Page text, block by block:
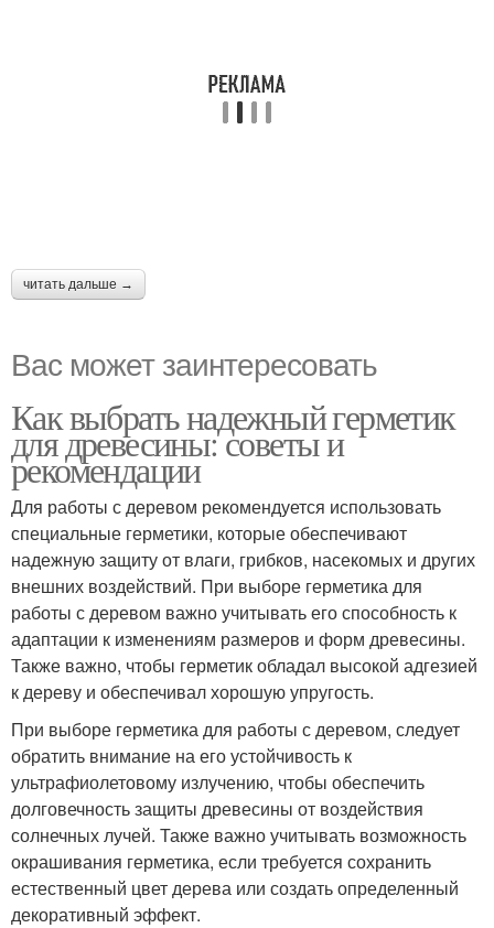
читать дальше →
Вас может заинтересовать
Как выбрать надежный герметик
для древесины: советы и
рекомендации
Для работы с деревом рекомендуется использовать
специальные герметики, которые обеспечивают
надежную защиту от влаги, грибков, насекомых и других
внешних воздействий. При выборе герметика для
работы с деревом важно учитывать его способность к
адаптации к изменениям размеров и форм древесины.
Также важно, чтобы герметик обладал высокой адгезией
к дереву и обеспечивал хорошую упругость.
При выборе герметика для работы с деревом, следует
обратить внимание на его устойчивость к
ультрафиолетовому излучению, чтобы обеспечить
долговечность защиты древесины от воздействия
солнечных лучей. Также важно учитывать возможность
окрашивания герметика, если требуется сохранить
естественный цвет дерева или создать определенный
декоративный эффект.